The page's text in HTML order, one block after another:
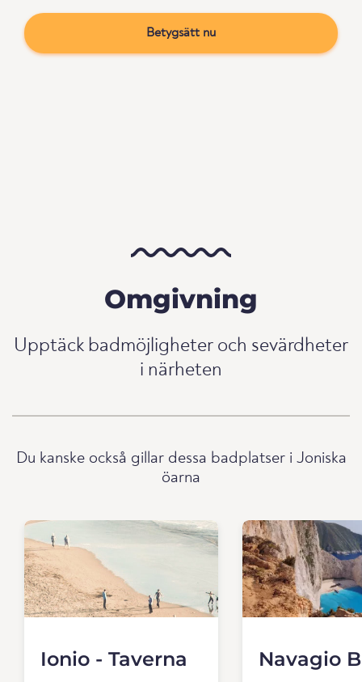
Betygsätt nu
Omgivning
Upptäck badmöjligheter och sevärdheter
i närheten
Du kanske också gillar dessa badplatser i Joniska
öarna
Ionio - Taverna Navagio